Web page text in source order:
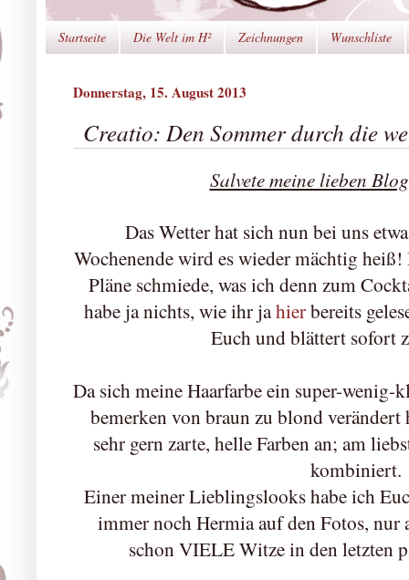
Startseite Die Welt im H² Zeichnungen Wunschliste
Donnerstag, 15. August 2013
Creatio: Den Sommer durch die
Salvete meine lieben
Das Wetter hat sich nun bei uns
Wochenende wird es wieder mächtig
Pläne schmiede, was ich denn zum
habe ja nichts, wie ihr jahierbereits
Euch und blättert sofort
Da sich meine Haarfarbe ein super-
bemerken von braun zu blond
sehr gern zarte, helle Farben an; am
kombiniert.
Einer meiner Lieblingslooks habe ich
immer noch Hermia auf den Fotos, nur
schon VIELE Witze in den letzten